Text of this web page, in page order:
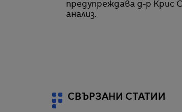
предупреждава д-р
анализ.
СВЪРЗАНИ СТАТИИ